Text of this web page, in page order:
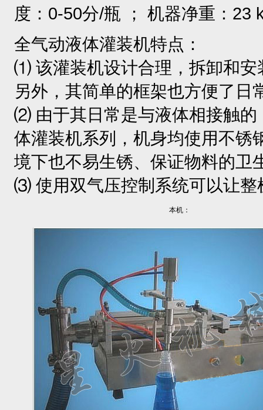
度：0-50分/瓶 ； 机器净重：23
全气动液体灌装机特点：
⑴ 该灌装机设计合理，拆卸和安
另外，其简单的框架也方便了日
⑵ 由于其日常是与液体相接触的
体灌装机系列，机身均使用不锈
境下也不易生锈、保证物料的卫
⑶ 使用双气压控制系统可以让整
本机：